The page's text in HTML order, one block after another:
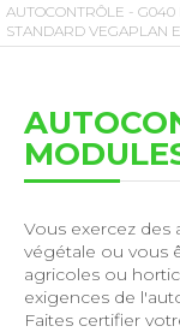
AUTOCONTRÔLE - G040
STANDARD VEGAPLAN
Vous exercez
végétale ou vous
agricoles ou
exigences de
Faites certifier